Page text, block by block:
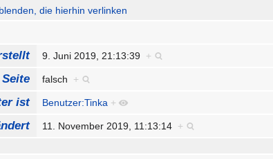
die hierhin verlinken
9. Juni 2019, 21:13:39 +
falsch +
ist Benutzer:Tinka +
11. November 2019, 11:13:14 +